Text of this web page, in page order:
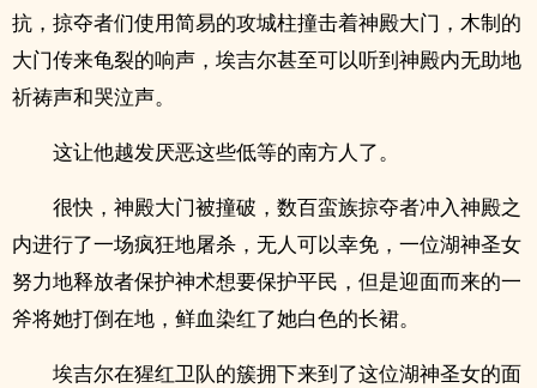
抗，掠夺者们使用简易的攻城柱撞击着神殿大门，木制的
大门传来龟裂的响声，埃吉尔甚至可以听到神殿内无助地
祈祷声和哭泣声。
这让他越发厌恶这些低等的南方人了。
很快，神殿大门被撞破，数百蛮族掠夺者冲入神殿之
内进行了一场疯狂地屠杀，无人可以幸免，一位湖神圣女
努力地释放者保护神术想要保护平民，但是迎面而来的一
斧将她打倒在地，鲜血染红了她白色的长裙。
埃吉尔在猩红卫队的簇拥下来到了这位湖神圣女的面